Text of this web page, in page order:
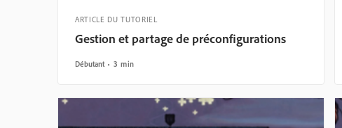
ARTICLE DU TUTORIEL
Gestion et partage de préconfigurations
Débutant 3 min